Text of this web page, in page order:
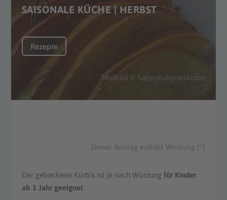
SAISONALE KÜCHE | HERBST
Rezepte
Titelbild © happybabyness.com
Dieser Beitrag enthält Werbung (*)
Der gebackene Kürbis ist je nach Würzung für Kinder
ab 1 Jahr geeignet.